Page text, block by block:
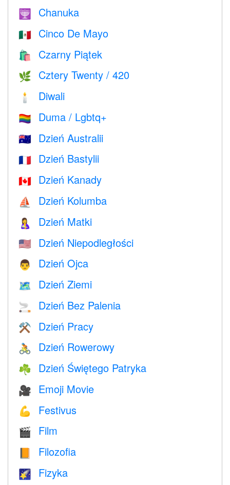
🕎 Chanuka
🇲🇽 Cinco De Mayo
🛍 Czarny Piątek
🌿 Cztery Twenty / 420
🕯 Diwali
🏳️‍🌈 Duma / Lgbtq+
🇦🇺 Dzień Australii
🇫🇷 Dzień Bastylii
🇨🇦 Dzień Kanady
⛵️ Dzień Kolumba
🤱 Dzień Matki
🇺🇸 Dzień Niepodległości
👨 Dzień Ojca
🗺️ Dzień Ziemi
🚬 Dzień Bez Palenia
⚒️ Dzień Pracy
🚴 Dzień Rowerowy
☘️ Dzień Świętego Patryka
🎥 Emoji Movie
💪 Festivus
🎬 Film
📙 Filozofia
🌠 Fizyka